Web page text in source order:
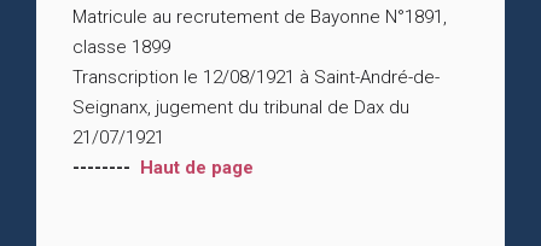
Matricule au recrutement de Bayonne N°1891,
classe 1899
Transcription le 12/08/1921 à Saint-André-de-
Seignanx, jugement du tribunal de Dax du
21/07/1921
-------- Haut de page